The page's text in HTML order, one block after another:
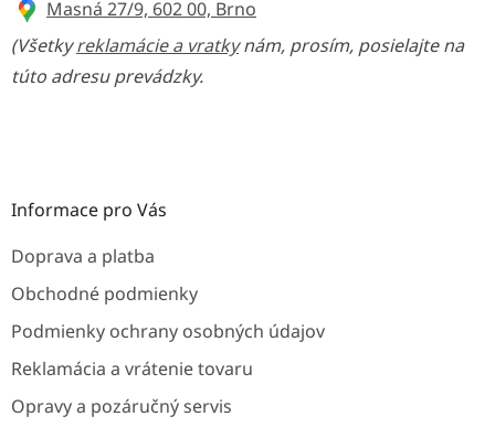
s
u
Masná 27/9, 602 00, Brno
(Všetkyreklamácie a vratkynám, prosím, posielajte na
túto adresu prevádzky.
Informace pro Vás
Doprava a platba
Obchodné podmienky
Podmienky ochrany osobných údajov
Reklamácia a vrátenie tovaru
Opravy a pozáručný servis